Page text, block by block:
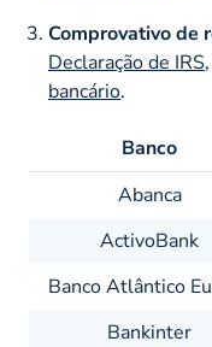
Comprovativo de
Declaração de IRS,
bancário.
Banco
Abanca
ActivoBank
Banco Atlântico
Bankinter